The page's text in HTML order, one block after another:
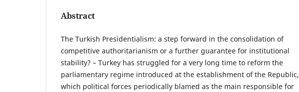
Abstract
The Turkish Presidentialism: a step forward in the consolidation of
competitive authoritarianism or a further guarantee for institutional
stability? – Turkey has struggled for a very long time to reform the
parliamentary regime introduced at the establishment of the Republic,
which political forces periodically blamed as the main responsible for